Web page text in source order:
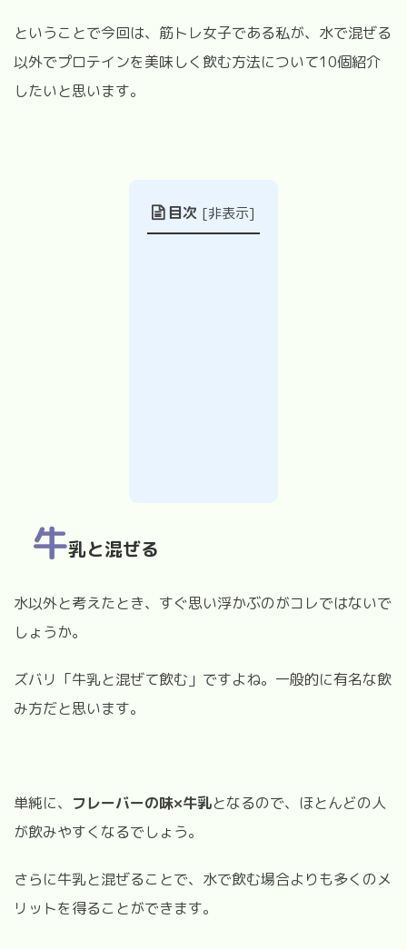
ということで今回は、筋トレ女子である私が、水で混ぜる
以外でプロテインを美味しく飲む方法について10個紹介
したいと思います。
目次 [非表示]
牛乳と混ぜる
水以外と考えたとき、すぐ思い浮かぶのがコレではないで
しょうか。
ズバリ「牛乳と混ぜて飲む」ですよね。一般的に有名な飲
み方だと思います。
単純に、 フレーバーの味×牛乳となるので、ほとんどの人
が飲みやすくなるでしょう。
さらに牛乳と混ぜることで、水で飲む場合よりも多くのメ
リットを得ることができます。